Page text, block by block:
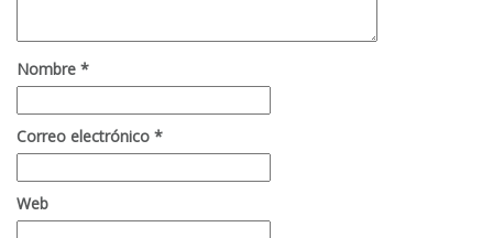
Nombre *
Correo electrónico *
Web